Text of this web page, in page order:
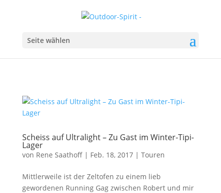
Seite wählen
Scheiss auf Ultralight – Zu Gast im Winter-Tipi-
Lager
von Rene Saathoff| Feb. 18, 2017| Touren
Mittlerweile ist der Zeltofen zu einem lieb
gewordenen Running Gag zwischen Robert und mir